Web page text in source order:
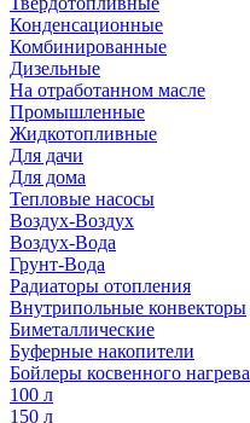
Конденсационные
Комбинированные
Дизельные
На отработанном масле
Промышленные
Жидкотопливные
Для дачи
Для дома
Тепловые насосы
Воздух-Воздух
Воздух-Вода
Грунт-Вода
Радиаторы отопления
Внутрипольные конвекторы
Биметаллические
Буферные накопители
Бойлеры косвенного нагрева
100 л
150 л